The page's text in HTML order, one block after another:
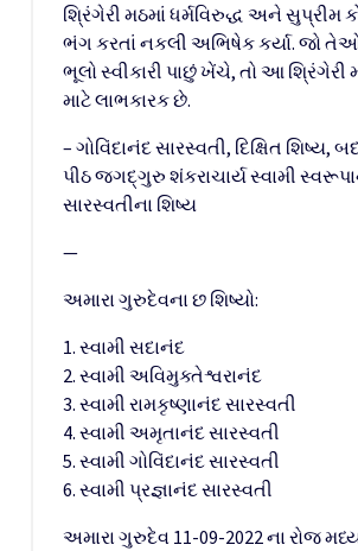
શ્રિંગેરી મઠમાં ધર્મવિરુદ્ધ અને સુપ્રીમ
ભંગ કરતાં નકલી અભિષેક કર્યા. જો તેઓ
ભૂલો સ્વીકારી પાછું ખેંચે, તો આ શ્રિંગેરી
માટે લાભકારક છે.
– ગોવિંદાનંદ સારસ્વતી, દિક્ષિત શિષ્ય,
પીઠ જગદ્ગુરુ શંકરાચાર્ય સ્વામી
સારસ્વતીના શિષ્ય
—
અમારા ગુરુદેવના છ શિષ્યો:
1. સ્વામી સદાનંદ
2. સ્વામી અવિમુક્તેશ્વરાનંદ
3. સ્વામી રામકૃષ્ણાનંદ સારસ્વતી
4. સ્વામી અમૃતાનંદ સારસ્વતી
5. સ્વામી ગોવિંદાનંદ સારસ્વતી
6. સ્વામી પ્રજ્ઞાનંદ સારસ્વતી
અમારા ગુરુદેવ 11-09-2022 ના રોજ